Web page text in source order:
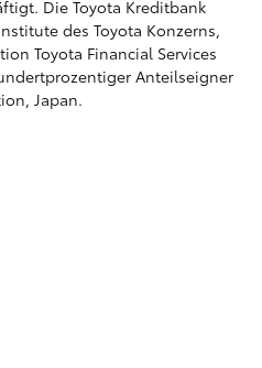
Die Toyota Kreditbank
des Toyota Konzerns,
Toyota Financial Services
Anteilseigner
Japan.